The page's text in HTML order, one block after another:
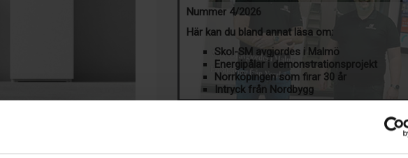
Nummer 4/2026
Här kan du bland annat läsa om:
Skol-SM avgjordes i Malmö
Energipålar i demonstrationsprojekt
Norrköpingen som firar 30 år
Intryck från Nordbygg
Klicka här för att läsa mer om tidningen och prenumeration